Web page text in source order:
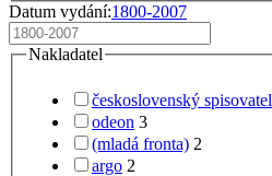
Datum vydání:1800-2007
Nakladatel
československý spisovatel
odeon 3
(mladá fronta) 2
argo 2